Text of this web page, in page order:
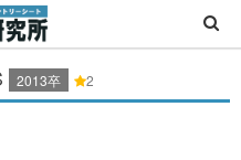
2013卒 2